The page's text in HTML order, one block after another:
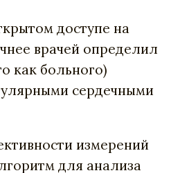
доступе на
врачей определил
как больного)
сердечными
измерений
для анализа